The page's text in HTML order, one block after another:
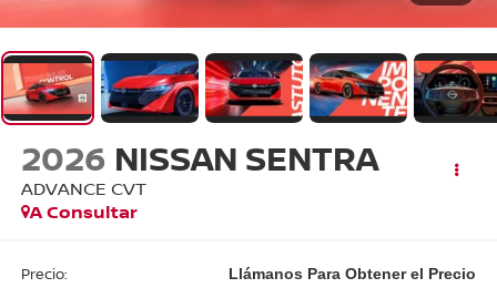
2026 NISSAN SENTRA
ADVANCE CVT
A Consultar
Precio: Llámanos Para Obtener el Precio